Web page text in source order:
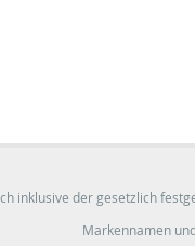
inklusive der gesetzlich
Markennamen